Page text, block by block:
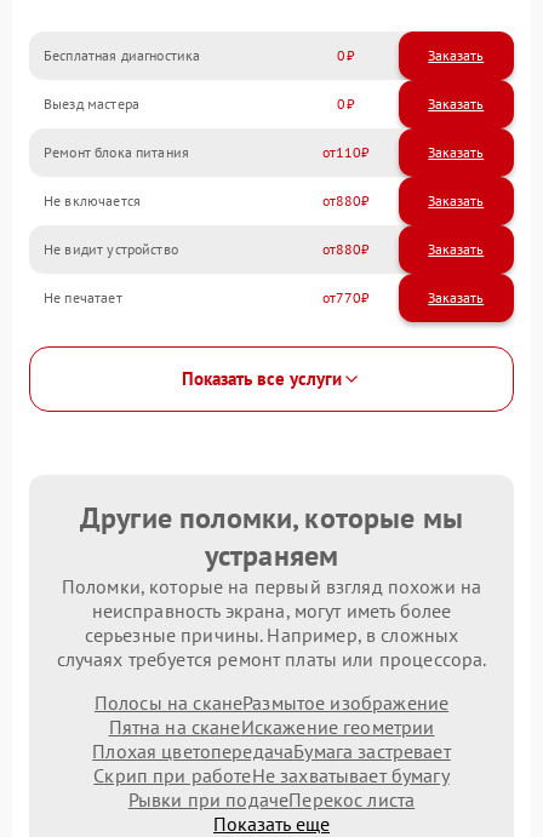
Бесплатная диагностика 0 Заказать
Выезд мастера 0 Заказать
Ремонт блока питания 110
Не включается 880
Не видит устройство 880
Не печатает 770
Показать все услуги
Другие поломки, которые мы
устраняем
Поломки, которые на первый взгляд похожи на
неисправность экрана, могут иметь более
серьезные причины. Например, в сложных
случаях требуется ремонт платы или процессора.
Полосы на сканеРазмытое изображение
Пятна на сканеИскажение геометрии
Плохая цветопередачаБумага застревает
Скрип при работеНе захватывает бумагу
Рывки при подачеПерекос листа
Показать еще